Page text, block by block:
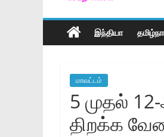
l
Tamil
Online
NewsPaper
இந்தியா
மாவட்டம்
5 முதல்
திறக்க